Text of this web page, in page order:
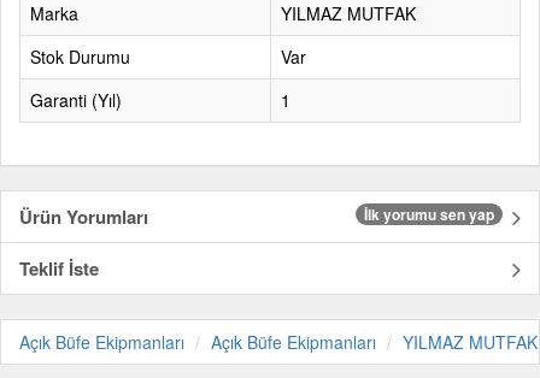
Marka
YILMAZ MUTFAK
Stok Durumu
Var
Garanti (Yıl)
1
Ürün Yorumları İlk yorumu sen yap
Teklif İste
Açık Büfe Ekipmanları Açık Büfe Ekipmanları YILMAZ MUTFAK